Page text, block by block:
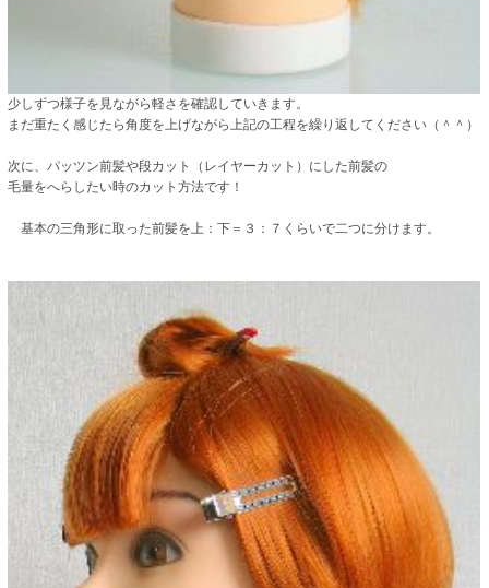
少しずつ様子を見ながら軽さを確認していきます。
まだ重たく感じたら角度を上げながら上記の工程を繰り返してください（＾＾）
次に、パッツン前髪や段カット（レイヤーカット）にした前髪の
毛量をへらしたい時のカット方法です！
基本の三角形に取った前髪を上：下＝３：７くらいで二つに分けます。